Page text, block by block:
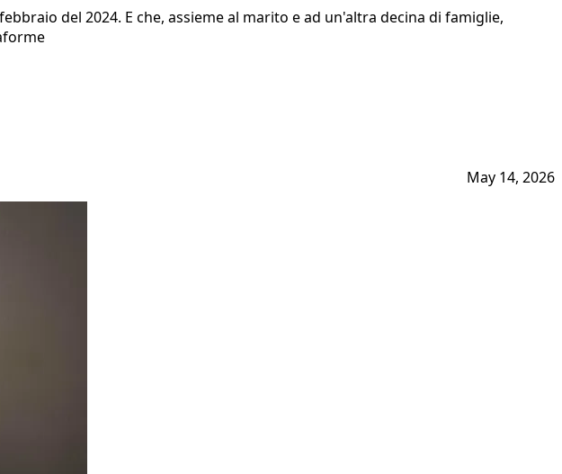
del 2024. E che, assieme al marito e ad un'altra decina di famiglie,
May 14, 2026